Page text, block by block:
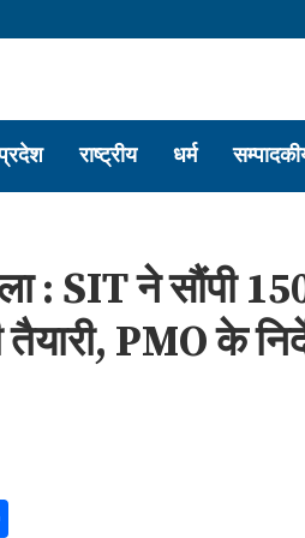
राष्ट्रीय धर्म
: SIT ने सौंपी 150
PMO के